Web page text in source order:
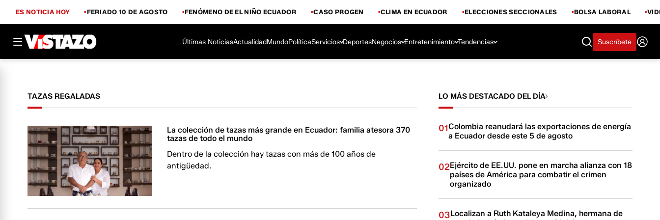
ES NOTICIA HOY FERIADO 10 DE AGOSTO FENÓMENO DE EL NIÑO ECUADOR CASO PROGEN CLIMA EN ECUADOR ELECCIONES SECCIONALES BOLSA LABORAL
Últimas NoticiasActualidadMundoPolíticaServicios DeportesNegocios Entretenimiento Tendencias Suscríbete
TAZAS REGALADAS
La colección de tazas más grande en Ecuador: familia atesora 370
tazas de todo el mundo
Dentro de la colección hay tazas con más de 100 años de
antigüedad.
LO MÁS DESTACADO DEL DÍA
01Colombia reanudará las exportaciones de energía
a Ecuador desde este 5 de agosto
02Ejército de EE.UU. pone en marcha alianza con 18
países de América para combatir el crimen
organizado
03Localizan a Ruth Kataleya Medina, hermana de